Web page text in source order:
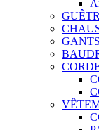
GANTS